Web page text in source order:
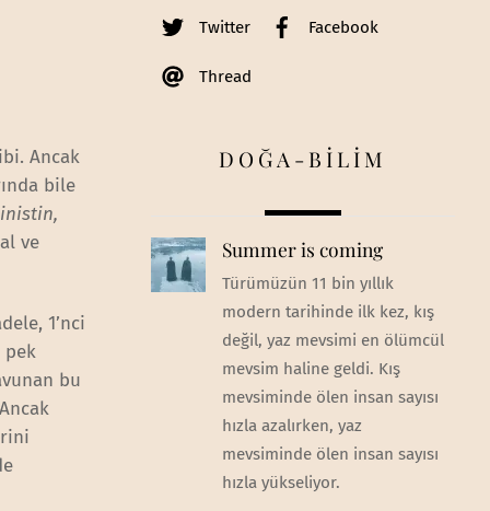
Ancak
bile
ve
1’nci
pek
bu
Twitter Facebook
Thread
DOĞA-BİLİM
Summer is coming
Türümüzün 11 bin yıllık
modern tarihinde ilk kez, kış
değil, yaz mevsimi en ölümcül
mevsim haline geldi. Kış
mevsiminde ölen insan sayısı
hızla azalırken, yaz
mevsiminde ölen insan sayısı
hızla yükseliyor.